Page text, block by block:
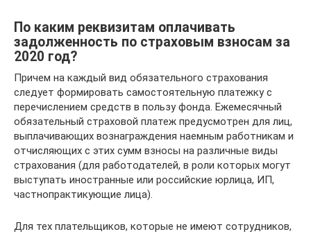
По каким реквизитам оплачивать
задолженность по страховым взносам за
2020 год?
Причем на каждый вид обязательного страхования
следует формировать самостоятельную платежку с
перечислением средств в пользу фонда. Ежемесячный
обязательный страховой платеж предусмотрен для лиц,
выплачивающих вознаграждения наемным работникам и
отчисляющих с этих сумм взносы на различные виды
страхования (для работодателей, в роли которых могут
выступать иностранные или российские юрлица, ИП,
частнопрактикующие лица).
Для тех плательщиков, которые не имеют сотрудников,